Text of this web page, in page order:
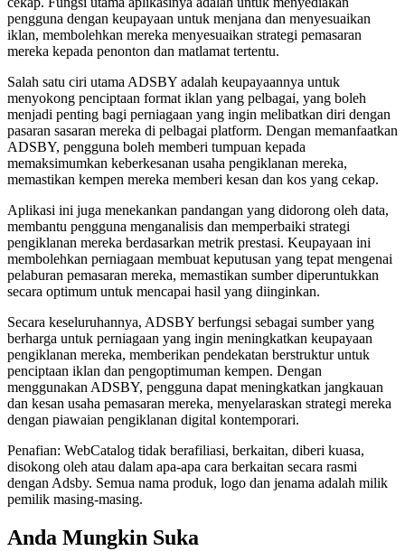
pengguna dengan keupayaan untuk menjana dan menyesuaikan
iklan, membolehkan mereka menyesuaikan strategi pemasaran
mereka kepada penonton dan matlamat tertentu.
Salah satu ciri utama ADSBY adalah keupayaannya untuk
menyokong penciptaan format iklan yang pelbagai, yang boleh
menjadi penting bagi perniagaan yang ingin melibatkan diri dengan
pasaran sasaran mereka di pelbagai platform. Dengan memanfaatkan
ADSBY, pengguna boleh memberi tumpuan kepada
memaksimumkan keberkesanan usaha pengiklanan mereka,
memastikan kempen mereka memberi kesan dan kos yang cekap.
Aplikasi ini juga menekankan pandangan yang didorong oleh data,
membantu pengguna menganalisis dan memperbaiki strategi
pengiklanan mereka berdasarkan metrik prestasi. Keupayaan ini
membolehkan perniagaan membuat keputusan yang tepat mengenai
pelaburan pemasaran mereka, memastikan sumber diperuntukkan
secara optimum untuk mencapai hasil yang diinginkan.
Secara keseluruhannya, ADSBY berfungsi sebagai sumber yang
berharga untuk perniagaan yang ingin meningkatkan keupayaan
pengiklanan mereka, memberikan pendekatan berstruktur untuk
penciptaan iklan dan pengoptimuman kempen. Dengan
menggunakan ADSBY, pengguna dapat meningkatkan jangkauan
dan kesan usaha pemasaran mereka, menyelaraskan strategi mereka
dengan piawaian pengiklanan digital kontemporari.
Penafian: WebCatalog tidak berafiliasi, berkaitan, diberi kuasa,
disokong oleh atau dalam apa-apa cara berkaitan secara rasmi
dengan Adsby. Semua nama produk, logo dan jenama adalah milik
pemilik masing-masing.
Anda Mungkin Suka